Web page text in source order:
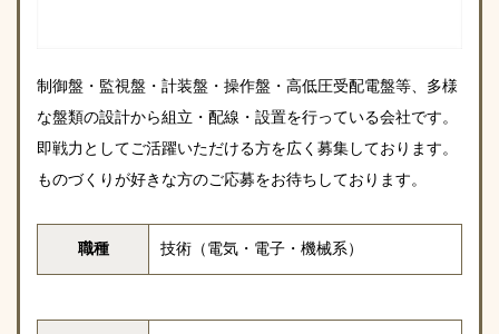
制御盤・監視盤・計装盤・操作盤・高低圧受配電盤等、多様
な盤類の設計から組立・配線・設置を行っている会社です。
即戦力としてご活躍いただける方を広く募集しております。
ものづくりが好きな方のご応募をお待ちしております。
職種 技術（電気・電子・機械系）